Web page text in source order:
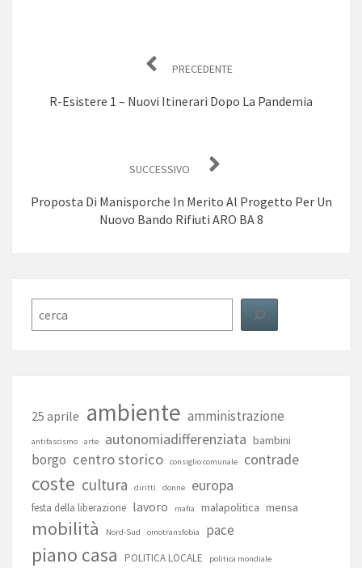
PRECEDENTE
R-Esistere 1 – Nuovi Itinerari Dopo La Pandemia
SUCCESSIVO
Proposta Di Manisporche In Merito Al Progetto Per Un
Nuovo Bando Rifiuti ARO BA 8
25 aprile ambiente amministrazione
antifascismo arte autonomiadifferenziata bambini
borgo centro storico consiglio comunale contrade
coste cultura diritti donne europa
festa della liberazione lavoro mafia malapolitica mensa
mobilità Nord-Sud omotransfobia pace
piano casa POLITICA LOCALE politica mondiale